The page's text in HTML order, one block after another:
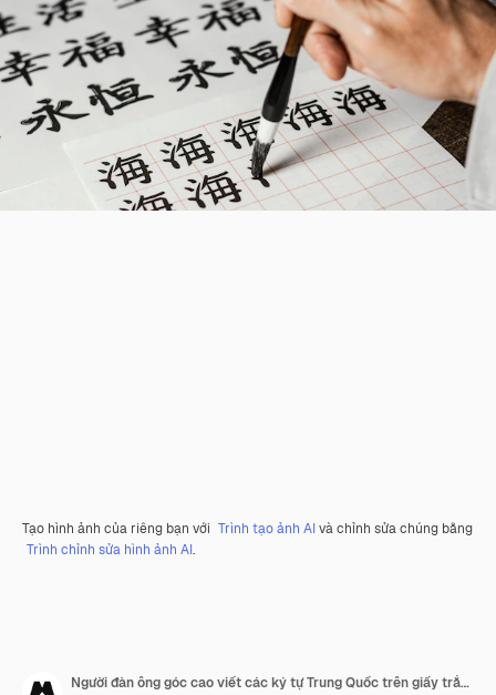
Tạo hình ảnh của riêng bạn với Trình tạo ảnh AIvà chỉnh sửa chúng bằng
Trình chỉnh sửa hình ảnh AI.
Người đàn ông góc cao viết các ký tự Trung Quốc trên giấy trắng